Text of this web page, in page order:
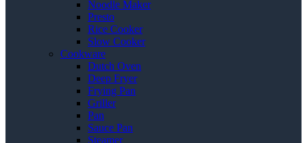
Noodle Maker
Presto
Rice Cooker
Slow Cooker
Cookware
Dutch Oven
Deep Fryer
Frying Pan
Griller
Pan
Sauce Pan
Steamer